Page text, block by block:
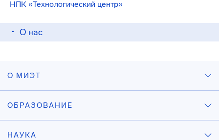
НПК «Технологический центр»
О нас
О МИЭТ
ОБРАЗОВАНИЕ
НАУКА